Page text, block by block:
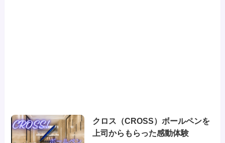
クロス（CROSS）ボールペンを
上司からもらった感動体験